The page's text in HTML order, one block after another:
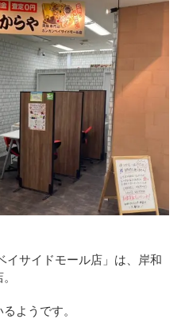
イサイドモール店」は、岸和
ようです。